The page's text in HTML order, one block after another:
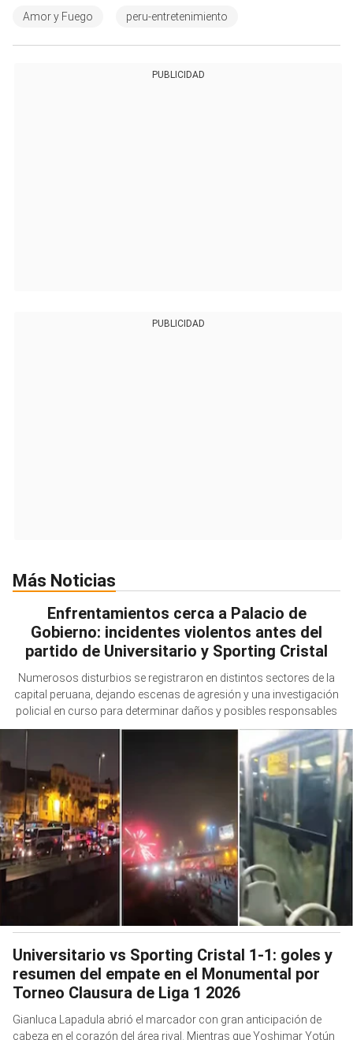
Amor y Fuego peru-entretenimiento
PUBLICIDAD
PUBLICIDAD
Más Noticias
Enfrentamientos cerca a Palacio de
Gobierno: incidentes violentos antes del
partido de Universitario y Sporting Cristal
Numerosos disturbios se registraron en distintos sectores de la
capital peruana, dejando escenas de agresión y una investigación
policial en curso para determinar daños y posibles responsables
Universitario vs Sporting Cristal 1-1: goles y
resumen del empate en el Monumental por
Torneo Clausura de Liga 1 2026
Gianluca Lapadula abrió el marcador con gran anticipación de
cabeza en el corazón del área rival. Mientras que Yoshimar Yotún